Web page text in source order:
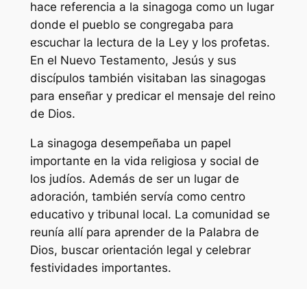
hace referencia a la sinagoga como un lugar
donde el pueblo se congregaba para
escuchar la lectura de la Ley y los profetas.
En el Nuevo Testamento, Jesús y sus
discípulos también visitaban las sinagogas
para enseñar y predicar el mensaje del reino
de Dios.
La sinagoga desempeñaba un papel
importante en la vida religiosa y social de
los judíos. Además de ser un lugar de
adoración, también servía como centro
educativo y tribunal local. La comunidad se
reunía allí para aprender de la Palabra de
Dios, buscar orientación legal y celebrar
festividades importantes.